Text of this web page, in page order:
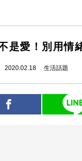
是愛！別用情
2020.02.18 生活話題